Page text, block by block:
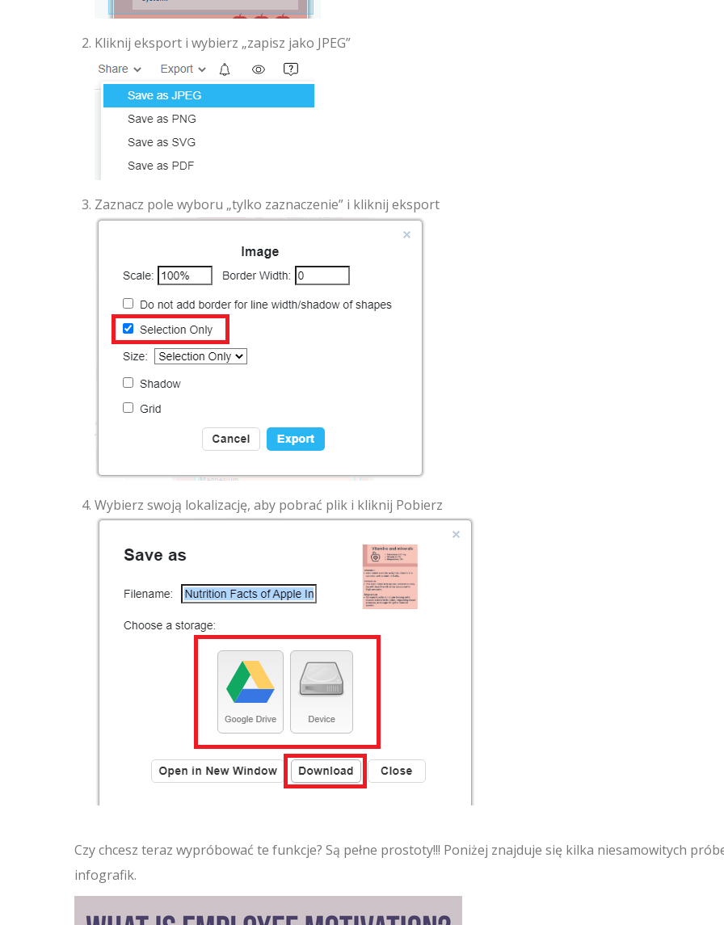
Kliknij eksport i wybierz „zapisz jako JPEG”
Zaznacz pole wyboru „tylko zaznaczenie” i kliknij eksport
Wybierz swoją lokalizację, aby pobrać plik i kliknij Pobierz
Czy chcesz teraz wypróbować te funkcje? Są pełne prostoty!!! Poniżej znajduje się kilka niesamowitych
infografik.